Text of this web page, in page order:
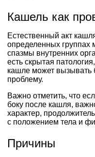
Кашель как
Естественный акт
определенных
спазмы внутренних
есть скрытая
кашле может
проблему.
Важно отметить, что
боку после кашля,
характер,
с положением тела и
Причины